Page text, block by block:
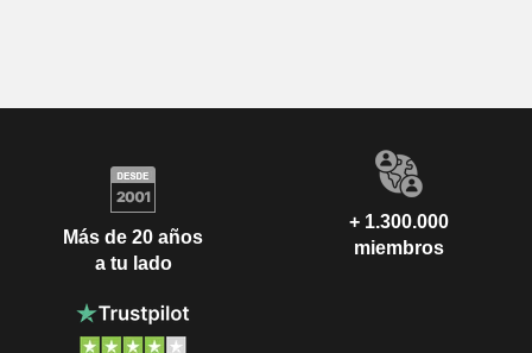
Más de 20 años
a tu lado
+ 1.300.000
miembros